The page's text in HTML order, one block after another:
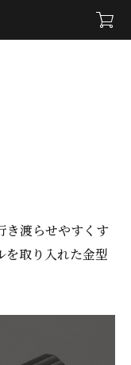
き渡らせやすくす
を取り入れた金型